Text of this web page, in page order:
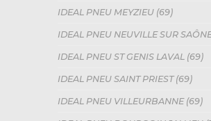
IDEAL PNEU MEYZIEU (69)
IDEAL PNEU NEUVILLE SUR
IDEAL PNEU ST GENIS LAVAL (69)
IDEAL PNEU SAINT PRIEST (69)
IDEAL PNEU VILLEURBANNE (69)